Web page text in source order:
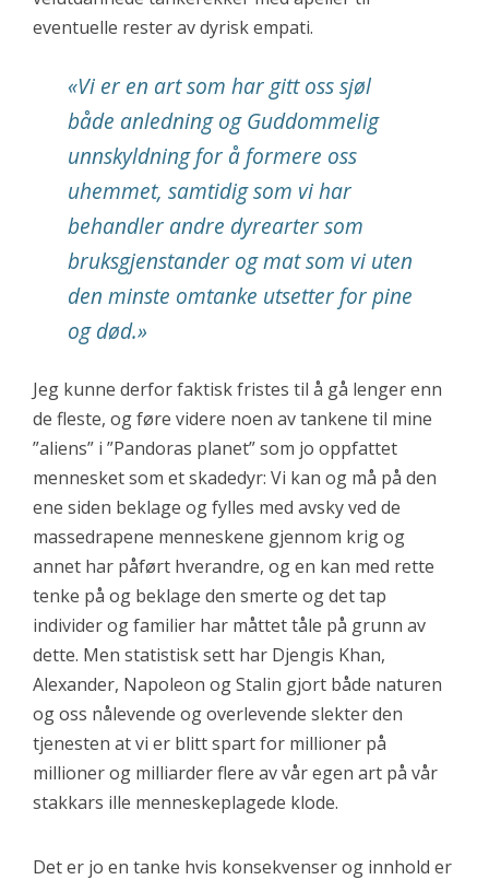
eventuelle rester av dyrisk empati.
«Vi er en art som har gitt oss sjøl
både anledning og Guddommelig
unnskyldning for å formere oss
uhemmet, samtidig som vi har
behandler andre dyrearter som
bruksgjenstander og mat som vi uten
den minste omtanke utsetter for pine
og død.»
Jeg kunne derfor faktisk fristes til å gå lenger enn
de fleste, og føre videre noen av tankene til mine
”aliens” i ”Pandoras planet” som jo oppfattet
mennesket som et skadedyr: Vi kan og må på den
ene siden beklage og fylles med avsky ved de
massedrapene menneskene gjennom krig og
annet har påført hverandre, og en kan med rette
tenke på og beklage den smerte og det tap
individer og familier har måttet tåle på grunn av
dette. Men statistisk sett har Djengis Khan,
Alexander, Napoleon og Stalin gjort både naturen
og oss nålevende og overlevende slekter den
tjenesten at vi er blitt spart for millioner på
millioner og milliarder flere av vår egen art på vår
stakkars ille menneskeplagede klode.
Det er jo en tanke hvis konsekvenser og innhold er